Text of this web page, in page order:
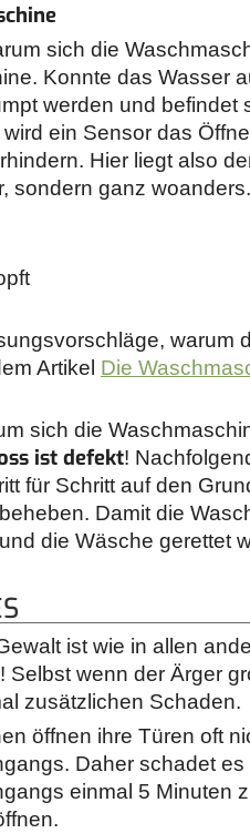
sich die
Konnte das Wasser
werden und befindet
ein Sensor das
Hier liegt also
sondern ganz
warum
Artikel Die
sich die
ist defekt!
für Schritt auf den
Damit die
die Wäsche gerettet
ist wie in allen
Selbst wenn der Ärger
zusätzlichen Schaden.
öffnen ihre Türen oft
Daher schadet
einmal 5 Minuten